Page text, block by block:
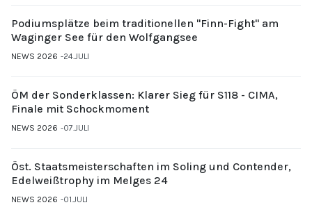
Podiumsplätze beim traditionellen "Finn-Fight" am
Waginger See für den Wolfgangsee
NEWS 2026 24.JULI
ÖM der Sonderklassen: Klarer Sieg für S118 - CIMA,
Finale mit Schockmoment
NEWS 2026 07.JULI
Öst. Staatsmeisterschaften im Soling und Contender,
Edelweißtrophy im Melges 24
NEWS 2026 01.JULI